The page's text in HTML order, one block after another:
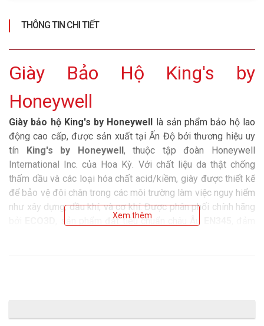
THÔNG TIN CHI TIẾT
Giày Bảo Hộ King's by
Honeywell
Giày bảo hộ King's by Honeywell là sản phẩm bảo hộ lao
động cao cấp, được sản xuất tại Ấn Độ bởi thương hiệu uy
tín King's by Honeywell, thuộc tập đoàn Honeywell
International Inc. của Hoa Kỳ. Với chất liệu da thật chống
thấm dầu và các loại hóa chất acid/kiềm, giày được thiết kế
để bảo vệ đôi chân trong các môi trường làm việc nguy hiểm
như xây dựng, dầu khí, và cơ khí. Được phân phối chính hãng
, sản phẩm đạt tiêu chuẩn châu Âu
Xem thêm